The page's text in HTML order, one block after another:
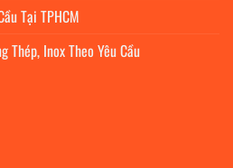
Tại TPHCM
Thép, Inox Theo Yêu Cầu